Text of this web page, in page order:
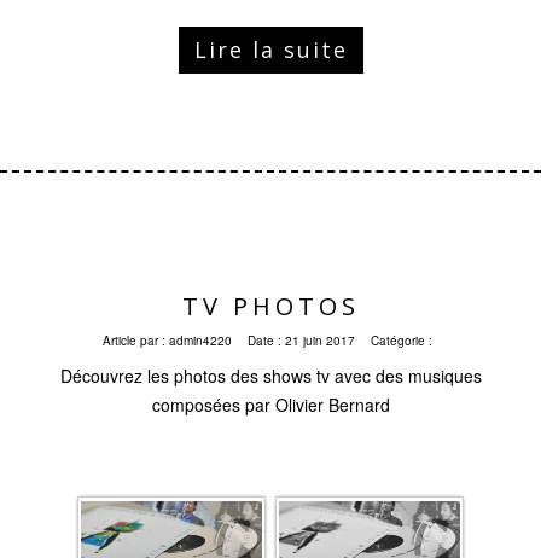
Lire la suite
TV PHOTOS
Article par : admin4220 Date : 21 juin 2017 Catégorie :
Découvrez les photos des shows tv avec des musiques
composées par Olivier Bernard